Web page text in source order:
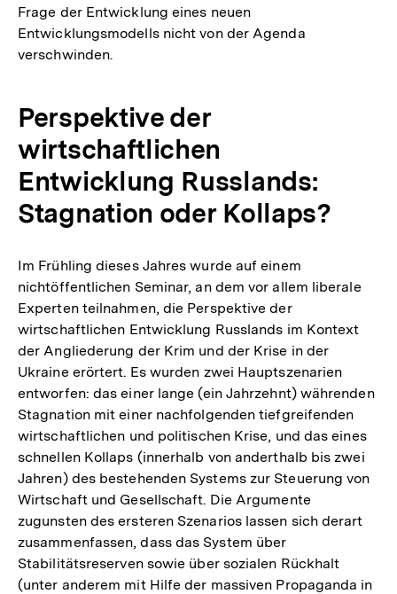
Frage der Entwicklung eines neuen
Entwicklungsmodells nicht von der Agenda
verschwinden.
Perspektive der
wirtschaftlichen
Entwicklung Russlands:
Stagnation oder Kollaps?
Im Frühling dieses Jahres wurde auf einem
nichtöffentlichen Seminar, an dem vor allem liberale
Experten teilnahmen, die Perspektive der
wirtschaftlichen Entwicklung Russlands im Kontext
der Angliederung der Krim und der Krise in der
Ukraine erörtert. Es wurden zwei Hauptszenarien
entworfen: das einer lange (ein Jahrzehnt) währenden
Stagnation mit einer nachfolgenden tiefgreifenden
wirtschaftlichen und politischen Krise, und das eines
schnellen Kollaps (innerhalb von anderthalb bis zwei
Jahren) des bestehenden Systems zur Steuerung von
Wirtschaft und Gesellschaft. Die Argumente
zugunsten des ersteren Szenarios lassen sich derart
zusammenfassen, dass das System über
Stabilitätsreserven sowie über sozialen Rückhalt
(unter anderem mit Hilfe der massiven Propaganda in